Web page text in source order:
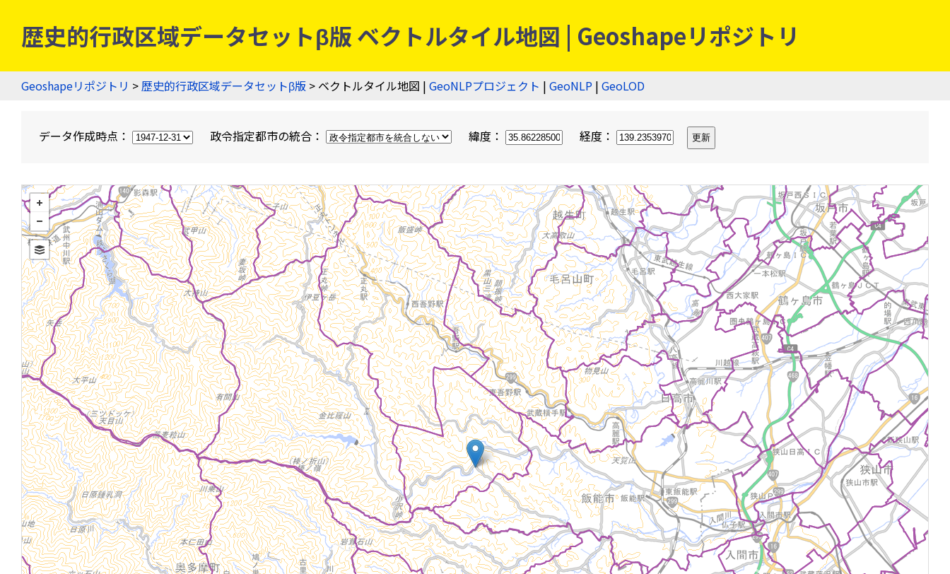
歴史的行政区域データセットβ版 ベクトルタイル地図 | Geoshapeリポジトリ
Geoshapeリポジトリ >歴史的行政区域データセットβ版 > ベクトルタイル地図 | GeoNLPプロジェクト | GeoNLP | GeoLOD
データ作成時点： 政令指定都市の統合： 緯度： 経度：